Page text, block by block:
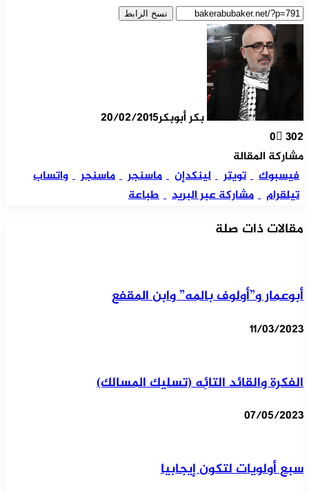
نسخ الرابط
بكر أبوبكر20/02/2015
0 302
مشاركة المقالة
فيسبوك
تويتر لينكدإن ماسنجر ماسنجر
واتساب
تيلقرام
مشاركة عبر البريد طباعة
مقالات ذات صلة
أبوعمار و”أولوف بالمه” وابن المقفع
11/03/2023
الفكرة والقائد التائِه (تسليك المسالك)
07/05/2023
سبع أولويات لتكون إيجابيا